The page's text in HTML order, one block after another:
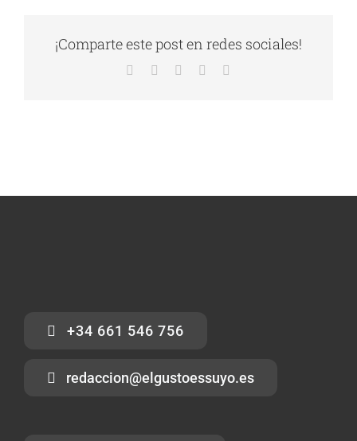
¡Comparte este post en redes sociales!
Facebook LinkedInWhatsApp
+34 661 546 756
redaccion@elgustoessuyo.es